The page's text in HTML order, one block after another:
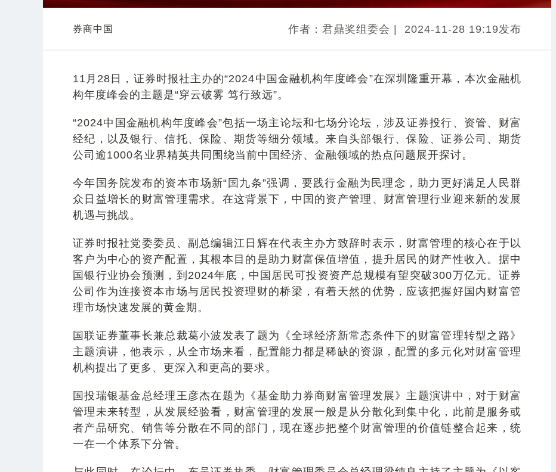
券商中国 作者：君鼎奖组委会 | 2024-11-28 19:19发布
11月28日，证券时报社主办的“2024中国金融机构年度峰会”在深圳隆重开幕，本次金融机
构年度峰会的主题是“穿云破雾 笃行致远”。
“2024中国金融机构年度峰会”包括一场主论坛和七场分论坛，涉及证券投行、资管、财富
经纪，以及银行、信托、保险、期货等细分领域。来自头部银行、保险、证券公司、期货
公司逾1000名业界精英共同围绕当前中国经济、金融领域的热点问题展开探讨。
今年国务院发布的资本市场新“国九条”强调，要践行金融为民理念，助力更好满足人民群
众日益增长的财富管理需求。在这背景下，中国的资产管理、财富管理行业迎来新的发展
机遇与挑战。
证券时报社党委委员、副总编辑江日辉在代表主办方致辞时表示，财富管理的核心在于以
客户为中心的资产配置，其根本目的是助力财富保值增值，提升居民的财产性收入。据中
国银行业协会预测，到2024年底，中国居民可投资资产总规模有望突破300万亿元。证券
公司作为连接资本市场与居民投资理财的桥梁，有着天然的优势，应该把握好国内财富管
理市场快速发展的黄金期。
国联证券董事长兼总裁葛小波发表了题为《全球经济新常态条件下的财富管理转型之路》
主题演讲，他表示，从全市场来看，配置能力都是稀缺的资源，配置的多元化对财富管理
机构提出了更多、更深入和更高的要求。
国投瑞银基金总经理王彦杰在题为《基金助力券商财富管理发展》主题演讲中，对于财富
管理未来转型，从发展经验看，财富管理的发展一般是从分散化到集中化，此前是服务或
者产品研究、销售等分散在不同的部门，现在逐步把整个财富管理的价值链整合起来，统
一在一个体系下分管。